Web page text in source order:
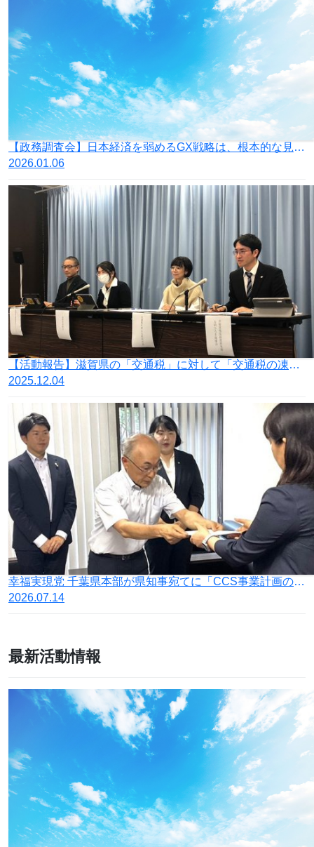
【政務調査会】日本経済を弱めるGX戦略は、根本的な見直しを
2026.01.06
【活動報告】滋賀県の「交通税」に対して「交通税の凍結を求める連合会」を発足
2025.12.04
幸福実現党 千葉県本部が県知事宛てに「CCS事業計画の撤回とGX脱炭素政策の中止を国に求める意見書提出に関する要望書」を提出
2026.07.14
最新活動情報